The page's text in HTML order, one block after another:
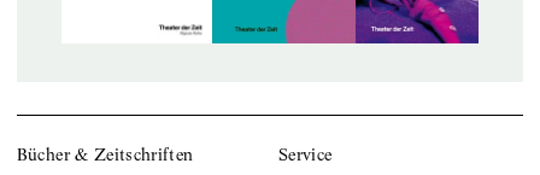
Bücher & Zeitschriften Service